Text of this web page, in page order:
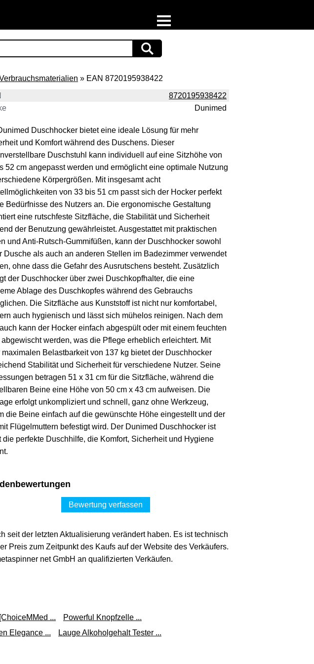
Support & Newsletter
Presse
Datenschutz
» EAN 8720195938422
8720195938422
Dunimed
Duschhocker bietet eine ideale Lösung für mehr
und Komfort während des Duschens. Dieser
Duschstuhl kann individuell auf eine Sitzhöhe von
52 cm angepasst werden und ermöglicht eine optimale Nutzung
Körpergrößen. Mit insgesamt acht
von 33 bis 51 cm passt sich der Hocker perfekt
Bedürfnisse des Nutzers an. Die ergonomische Gestaltung
eine rutschfeste Sitzfläche, die Stabilität und Sicherheit
der Benutzung gewährleistet. Ausgestattet mit praktischen
und Anti-Rutsch-Gummifüßen, kann der Duschhocker sowohl
Dusche als auch an anderen Stellen im Badezimmer verwendet
ohne dass die Gefahr des Ausrutschens besteht. Zusätzlich
der Duschhocker über zwei Duschkopfhalter, die eine
Ablage des Duschkopfes während des Gebrauchs
Die Sitzfläche aus Kunststoff ist nicht nur komfortabel,
auch hygienisch und lässt sich mühelos reinigen. Nach dem
kann der Hocker einfach abgespült oder mit einem feuchten
abgewischt werden, was die Pflege erheblich erleichtert. Mit
maximalen Belastbarkeit von 137 kg bietet der Duschhocker
Stabilität und Sicherheit für verschiedene Nutzer. Seine
betragen 51 x 31 cm für die Sitzfläche, während die
Beine eine Höhe von 50 cm x 43 cm aufweisen. Die
erfolgt unkompliziert und schnell, ganz ohne Werkzeug,
die Beine einfach auf die gewünschte Höhe eingestellt und der
Flügelmuttern befestigt wird. Der Dunimed Duschhocker ist
die perfekte Duschhilfe, die Komfort, Sicherheit und Hygiene
Bewertung verfassen
seit der letzten Aktualisierung verändert haben. Es ist technisch
Preis zum Zeitpunkt des Kaufs auf der Website des Verkäufers.
net GmbH an qualifizierten Verkäufen.
...
Powerful Knopfzelle ...
Elegance ...
Lauge Alkoholgehalt Tester ...